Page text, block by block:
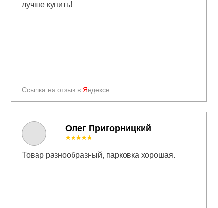
Олег Пригорницкий
Ссылка на отзыв в Яндексе
лучше купить!
★★★★★
Товар разнообразный, парковка хорошая.